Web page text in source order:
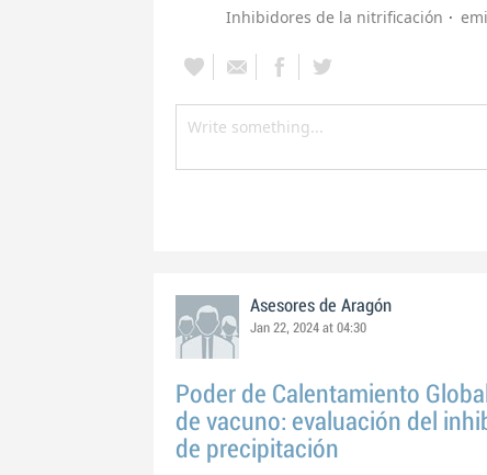
Inhibidores de la nitrificación
Asesores de Aragón
Jan 22, 2024 at 04:30
Poder de Calentamiento
de vacuno: evaluación del
de precipitación